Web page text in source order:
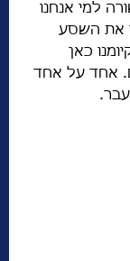
למי אנחנו
את השסע
כאן
אחד על אחד